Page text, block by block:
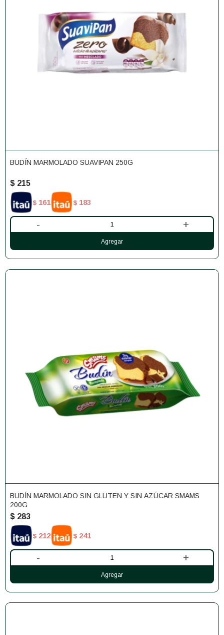
BUDÍN MARMOLADO SUAVIPAN 250G
$ 215
$ 161 $ 183
- +
BUDÍN MARMOLADO SIN GLUTEN Y SIN AZÚCAR SMAMS
200G
$ 283
$ 212 $ 241
- +